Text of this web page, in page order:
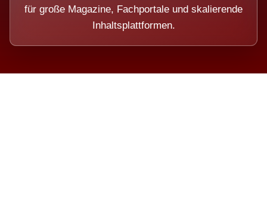
für große Magazine, Fachportale und skalierende
Inhaltsplattformen.